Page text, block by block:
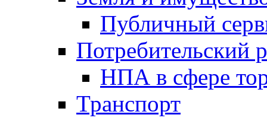
Публичный
Потребительский
НПА в сфере
Транспорт